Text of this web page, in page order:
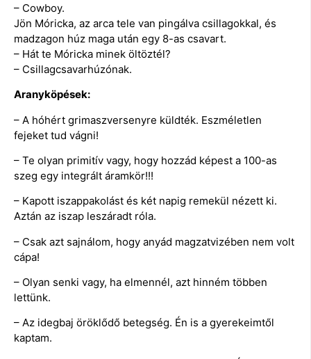
– Cowboy.
Jön Móricka, az arca tele van pingálva csillagokkal, és
madzagon húz maga után egy 8-as csavart.
– Hát te Móricka minek öltöztél?
– Csillagcsavarhúzónak.
Aranyköpések:
– A hóhért grimaszversenyre küldték. Eszméletlen
fejeket tud vágni!
– Te olyan primitív vagy, hogy hozzád képest a 100-as
szeg egy integrált áramkör!!!
– Kapott iszappakolást és két napig remekül nézett ki.
Aztán az iszap leszáradt róla.
– Csak azt sajnálom, hogy anyád magzatvizében nem volt
cápa!
– Olyan senki vagy, ha elmennél, azt hinném többen
lettünk.
– Az idegbaj öröklődő betegség. Én is a gyerekeimtől
kaptam.